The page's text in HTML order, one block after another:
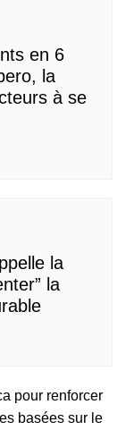
en 6
la
à se
la
la